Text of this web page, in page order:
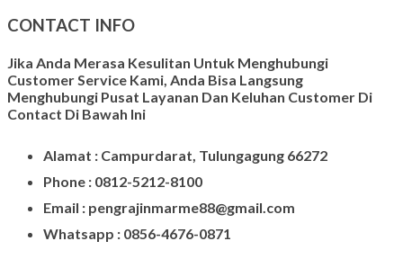
CONTACT INFO
Jika Anda Merasa Kesulitan Untuk Menghubungi
Customer Service Kami, Anda Bisa Langsung
Menghubungi Pusat Layanan Dan Keluhan Customer Di
Contact Di Bawah Ini
Alamat : Campurdarat, Tulungagung 66272
Phone : 0812-5212-8100
Email : pengrajinmarme88@gmail.com
Whatsapp : 0856-4676-0871